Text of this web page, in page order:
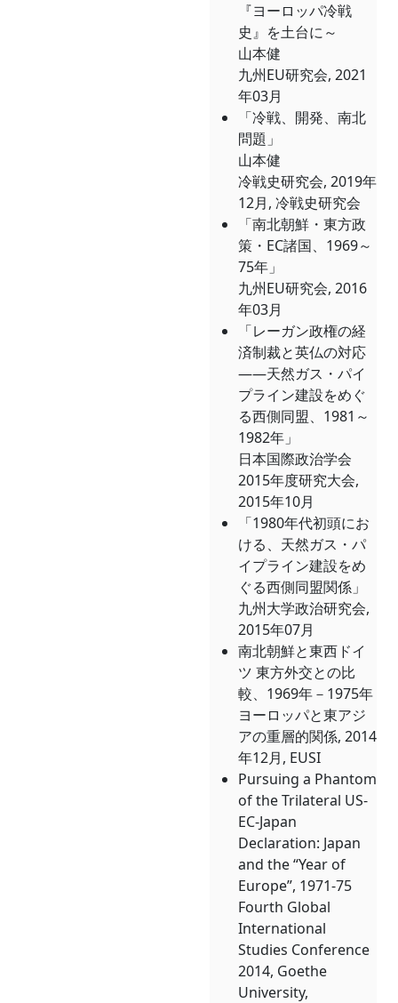
『ヨーロッパ冷戦
史』を土台に～
山本健
九州EU研究会, 2021
年03月
「冷戦、開発、南北
問題」
山本健
冷戦史研究会, 2019年
12月, 冷戦史研究会
「南北朝鮮・東方政
策・EC諸国、1969～
75年」
九州EU研究会, 2016
年03月
「レーガン政権の経
済制裁と英仏の対応
――天然ガス・パイ
プライン建設をめぐ
る西側同盟、1981～
1982年」
日本国際政治学会
2015年度研究大会,
2015年10月
「1980年代初頭にお
ける、天然ガス・パ
イプライン建設をめ
ぐる西側同盟関係」
九州大学政治研究会,
2015年07月
南北朝鮮と東西ドイ
ツ 東方外交との比
較、1969年－1975年
ヨーロッパと東アジ
アの重層的関係, 2014
年12月, EUSI
Pursuing a Phantom
of the Trilateral US-
EC-Japan
Declaration: Japan
and the “Year of
Europe”, 1971-75
Fourth Global
International
Studies Conference
2014, Goethe
University,